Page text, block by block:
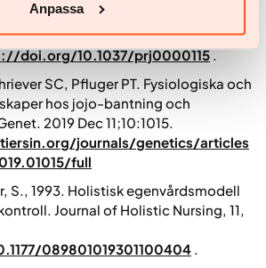
Anpassa
för personer med allvarliga
Psychiatric Rehabilitation Journal, 38
doi.org/10.1037/prj0000115.
SC, Pfluger PT. Fysiologiska och
hos jojo-bantning och
. 2019 Dec 11;10:1015.
journals/genetics/articles
full
S., 1993. Holistisk egenvårdsmodell
Journal of Holistic Nursing, 11,
089801019301100404 .